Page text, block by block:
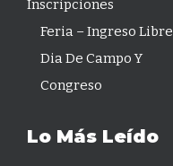
Inscripciones
Feria – Ingreso Libre
Dia De Campo Y
Congreso
Lo Más Leído